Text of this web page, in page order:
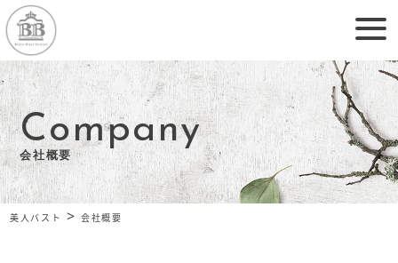
Company
会社概要
美人バスト >会社概要